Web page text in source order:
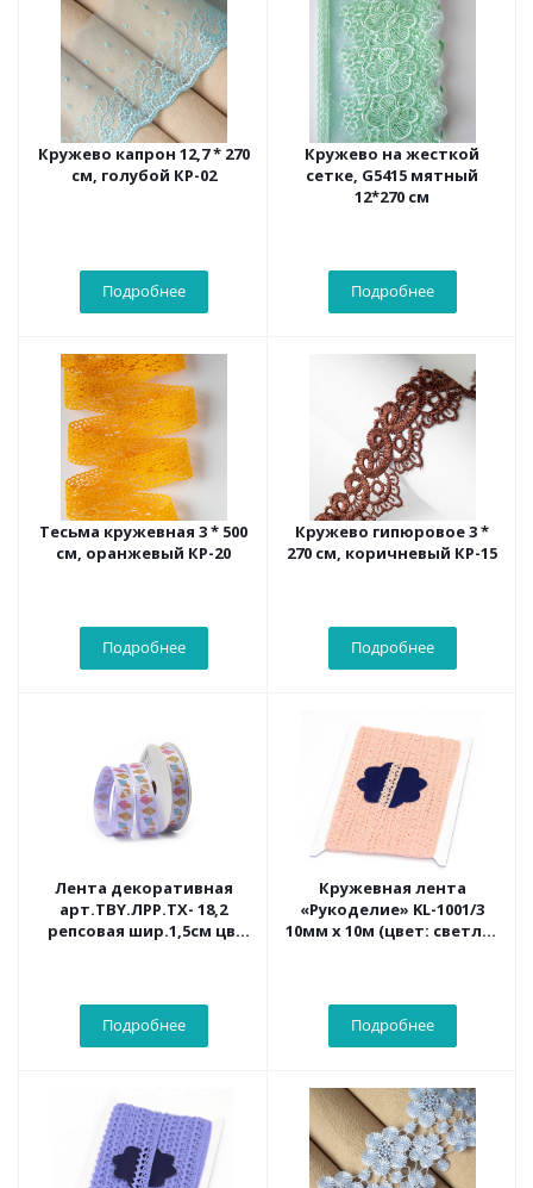
Кружево капрон 12,7 * 270
см, голубой КР-02
Подробнее
Кружево на жесткой
сетке, G5415 мятный
12*270 см
Подробнее
Тесьма кружевная 3 * 500
см, оранжевый КР-20
Подробнее
Кружево гипюровое 3 *
270 см, коричневый КР-15
Подробнее
Лента декоративная
арт.TBY.ЛРР.ТХ- 18,2
репсовая шир.1,5см цв.
Подробнее
Кружевная лента
«Рукоделие» KL-1001/3
10мм х 10м (цвет: светло-
Подробнее